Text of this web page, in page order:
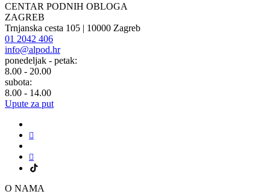
CENTAR PODNIH OBLOGA
ZAGREB
Trnjanska cesta 105 | 10000 Zagreb
01 2042 406
info@alpod.hr
ponedeljak - petak:
8.00 - 20.00
subota:
8.00 - 14.00
Upute za put
O NAMA